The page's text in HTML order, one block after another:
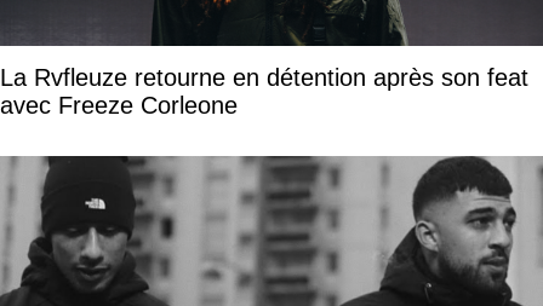
La Rvfleuze retourne en détention après son feat
avec Freeze Corleone